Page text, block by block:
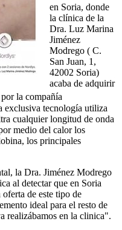
en Soria, donde
la clínica de la
Dra. Luz Marina
Jiménez
Modrego ( C.
San Juan, 1,
42002 Soria)
acaba de adquirir
la compañía
exclusiva tecnología utiliza
cualquier longitud de onda
medio del calor los
los principales
la Dra. Jiménez Modrego
al detectar que en Soria
de este tipo de
ideal para el resto de
realizábamos en la clinica".